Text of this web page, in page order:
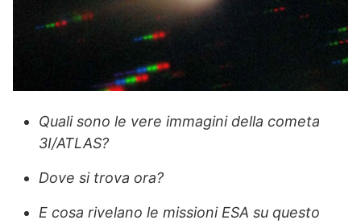
Quali sono le vere immagini della cometa
3I/ATLAS?
Dove si trova ora?
E cosa rivelano le missioni ESA su questo